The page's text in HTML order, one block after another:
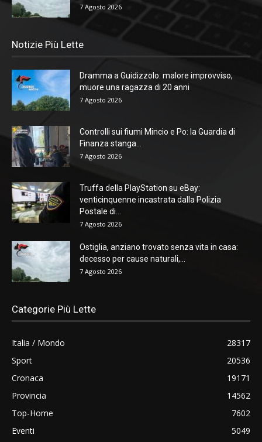
7 Agosto 2026
Notizie Più Lette
Dramma a Guidizzolo: malore improvviso,
muore una ragazza di 20 anni
7 Agosto 2026
Controlli sui fiumi Mincio e Po: la Guardia di
Finanza stanga...
7 Agosto 2026
Truffa della PlayStation su eBay:
venticinquenne incastrata dalla Polizia
Postale di...
7 Agosto 2026
Ostiglia, anziano trovato senza vita in casa:
decesso per cause naturali,...
7 Agosto 2026
Categorie Più Lette
Italia / Mondo
28317
Sport
20536
Cronaca
19171
Provincia
14562
Top-Home
7602
Eventi
5049